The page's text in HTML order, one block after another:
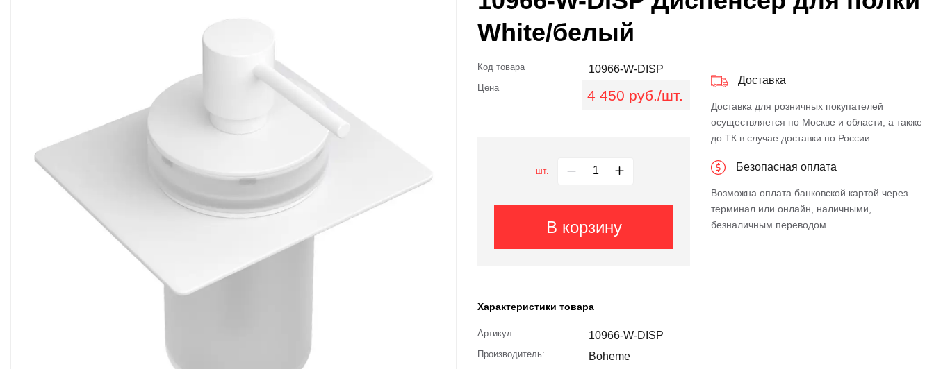
White/белый
Код товара 10966-W-DISP
Цена 4 450 руб./шт.
шт.
В корзину
Доставка
Доставка для розничных покупателей
осуществляется по Москве и области, а также
до ТК в случае доставки по России.
Безопасная оплата
Возможна оплата банковской картой через
терминал или онлайн, наличными,
безналичным переводом.
Характеристики товара
Артикул: 10966-W-DISP
Производитель: Boheme